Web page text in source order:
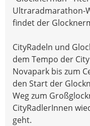
Ultraradmarathon-
findet der
CityRadeln und
dem Tempo der
Novapark bis zum
den Start der
Weg zum
CityRadlerInnen
geht.